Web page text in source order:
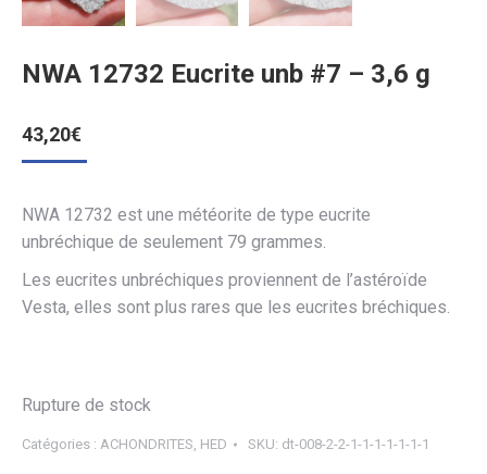
NWA 12732 Eucrite unb #7 – 3,6 g
43,20€
NWA 12732 est une météorite de type eucrite
unbréchique de seulement 79 grammes.
Les eucrites unbréchiques proviennent de l’astéroïde
Vesta, elles sont plus rares que les eucrites bréchiques.
Rupture de stock
Catégories : ACHONDRITES, HED SKU: dt-008-2-2-1-1-1-1-1-1-1